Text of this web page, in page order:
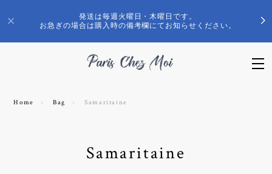
発送は毎週火曜日・木曜日です。
お急ぎの場合は購入時の備考欄にてお知らせください。
Home Bag Samaritaine
Samaritaine